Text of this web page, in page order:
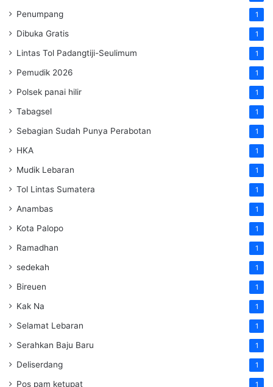
Penumpang 1
Dibuka Gratis 1
Lintas Tol Padangtiji-Seulimum 1
Pemudik 2026 1
Polsek panai hilir 1
Tabagsel 1
Sebagian Sudah Punya Perabotan 1
HKA 1
Mudik Lebaran 1
Tol Lintas Sumatera 1
Anambas 1
Kota Palopo 1
Ramadhan 1
sedekah 1
Bireuen 1
Kak Na 1
Selamat Lebaran 1
Serahkan Baju Baru 1
Deliserdang 1
Pos pam ketupat 1